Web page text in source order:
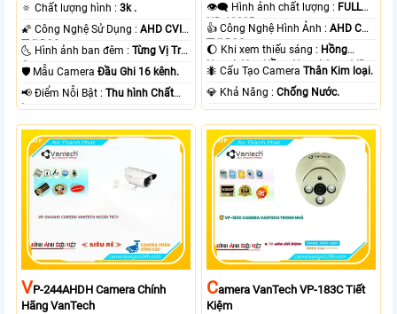
🔅 Chất lượng hình :3k .
🌠 Công Nghệ Sử Dụng :AHD CVI
TVI BCS.
🌜 Hình ảnh ban đêm :Từng Vị Trí
Camera .
🛡 Mẫu CameraĐầu Ghi 16 kênh.
️📢 Điểm Nỗi Bật :Thu hình Chất
Lượng.
👁️‍🗨 Hình ảnh chất lượng : FULL
HD 1080P .
👍 Công Nghệ Hình Ảnh :AHD CVI
TVI BCS.
🌔 Khi xem thiếu sáng : Hồng
Ngoại 40m Hồng Ngoại Smart IR.
🐜 Cấu Tạo CameraThân Kim loại.
️💎 Khả Năng :Chống Nước.
VP-244AHDH Camera Chính
Hãng VanTech
CAmera VanTech VP-183C Tiết
Kiệm